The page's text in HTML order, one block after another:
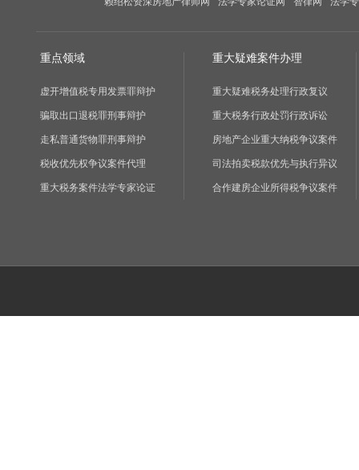
重点领域
虚开增值税专用发票罪辩护
骗取出口退税罪刑事辩护
走私普通货物罪刑事辩护
税收优先权争议案件代理
重大税务案件法学专家论证
重大疑难案件办理
重大疑难税务处理行政复议
重大税务行政处罚行政诉讼
房地产企业重大纳税争议案件
司法拍卖税款优先与执行异议
合作建房企业所得税争议案件